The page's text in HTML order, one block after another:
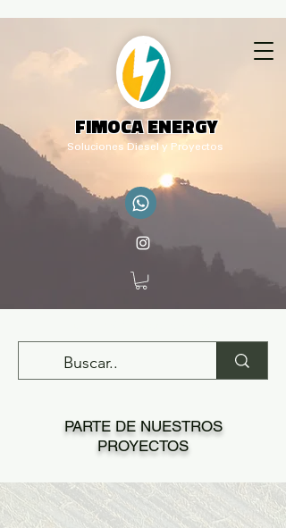
FIMOCA ENERGY
Soluciones Diesel y Proyectos
PARTE DE NUESTROS
PROYECTOS